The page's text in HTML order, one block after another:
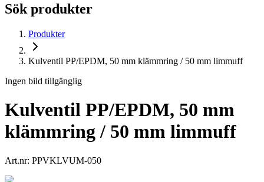
Sök produkter
Produkter
Kulventil PP/EPDM, 50 mm klämmring / 50 mm limmuff
Ingen bild tillgänglig
Kulventil PP/EPDM, 50 mm
klämmring / 50 mm limmuff
Art.nr: PPVKLVUM-050